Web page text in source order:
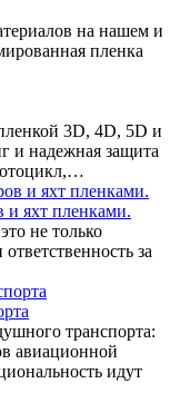
на нашем и
пленка
3D, 4D, 5D и
и надежная защита
и яхт пленками.
не только
за
транспорта:
авиационной
идут